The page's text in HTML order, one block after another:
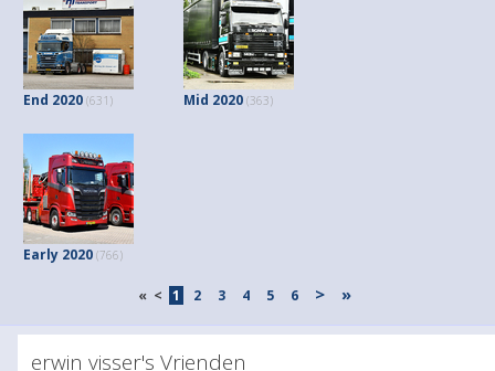
End 2020 (631) Mid 2020 (363)
Early 2020 (766)
« < 1 2 3 4 5 6 > »
erwin visser's Vrienden